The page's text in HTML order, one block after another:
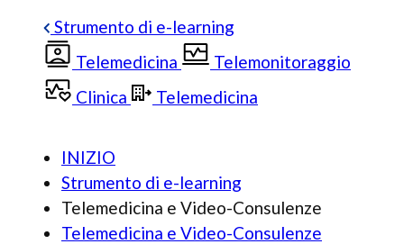
Strumento di e-learning
Telemedicina
Telemonitoraggio
Clinica
Telemedicina
INIZIO
Strumento di e-learning
Telemedicina e Video-Consulenze
Telemedicina e Video-Consulenze